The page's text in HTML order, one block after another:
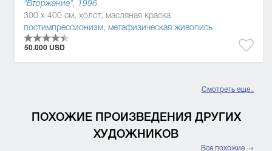
"Вторжение", 1996
300 x 400 см, холст, масляная краска
постимпрессионизм, метафизическая живопись
50.000 USD
Смотреть еще..
ПОХОЖИЕ ПРОИЗВЕДЕНИЯ ДРУГИХ
ХУДОЖНИКОВ
Все похожие →